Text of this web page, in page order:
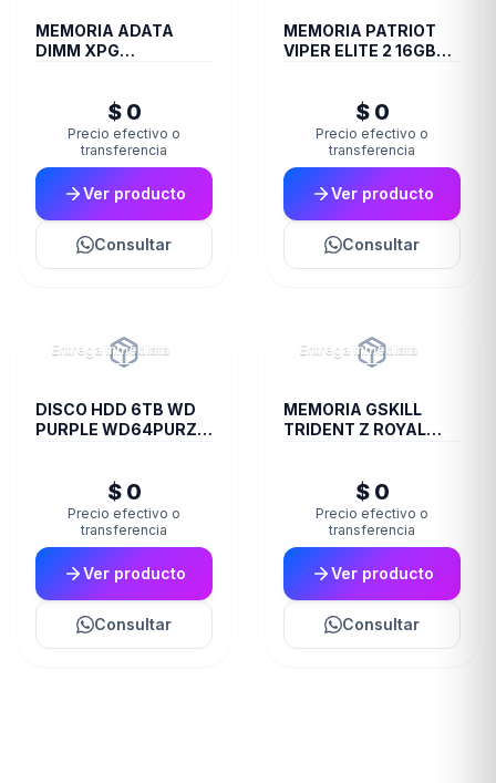
MEMORIA ADATA
DIMM XPG
$ 0
Precio efectivo o
transferencia
Ver producto
Consultar
MEMORIA PATRIOT
VIPER ELITE 2 16GB
PE000826$ 0
Precio efectivo o
transferencia
Ver producto
Consultar
Entrega inmediata
DISCO HDD 6TB WD
PURPLE WD64PURZ
$ 0
Precio efectivo o
transferencia
Ver producto
Consultar
Entrega inmediata
MEMORIA GSKILL
TRIDENT Z ROYAL
$ 0
Precio efectivo o
transferencia
Ver producto
Consultar